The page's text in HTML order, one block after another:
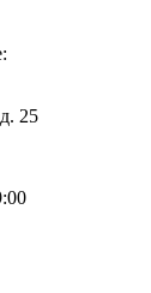
25